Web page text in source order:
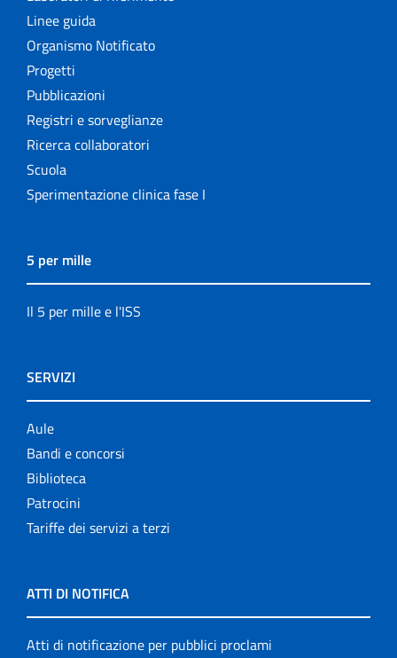
Linee guida
Organismo Notificato
Progetti
Pubblicazioni
Registri e sorveglianze
Ricerca collaboratori
Scuola
Sperimentazione clinica fase I
5 per mille
Il 5 per mille e l'ISS
SERVIZI
Aule
Bandi e concorsi
Biblioteca
Patrocini
Tariffe dei servizi a terzi
ATTI DI NOTIFICA
Atti di notificazione per pubblici proclami